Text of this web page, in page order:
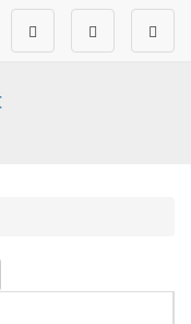
Tourenfahrer